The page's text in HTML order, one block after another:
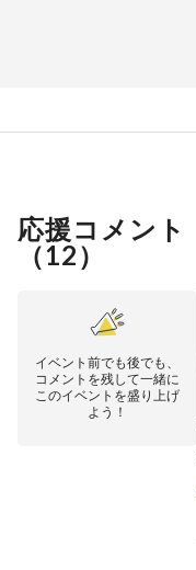
応援コメント
（12）
イベント前でも後でも、
コメントを残して一緒に
このイベントを盛り上げ
よう！